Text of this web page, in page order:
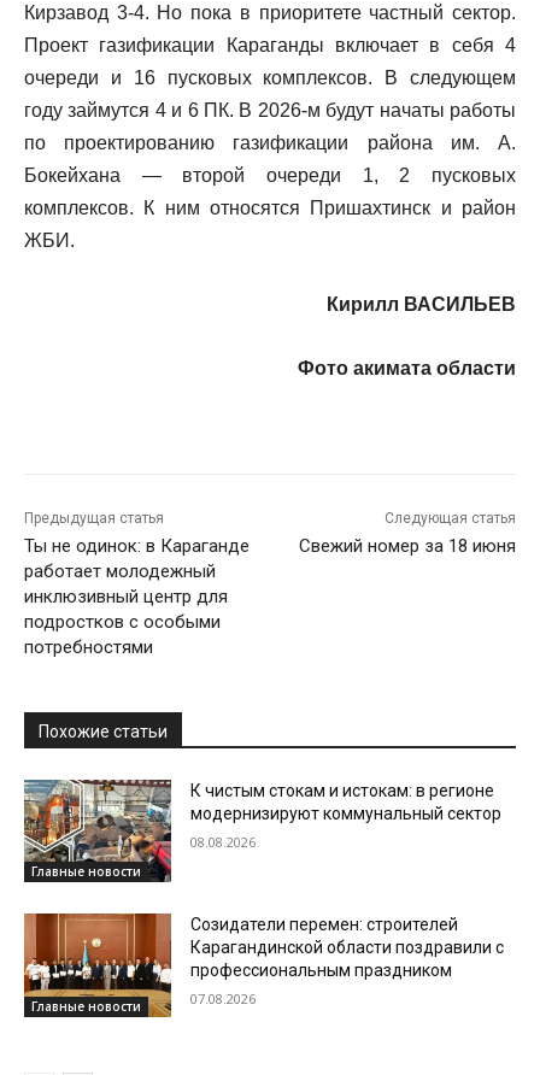
Кирзавод 3-4. Но пока в приоритете частный сектор.
Проект газификации Караганды включает в себя 4
очереди и 16 пусковых комплексов. В следующем
году займутся 4 и 6 ПК. В 2026-м будут начаты работы
по проектированию газификации района им. А.
Бокейхана — второй очереди 1, 2 пусковых
комплексов. К ним относятся Пришахтинск и район
ЖБИ.
Кирилл ВАСИЛЬЕВ
Фото акимата области
Предыдущая статья
Ты не одинок: в Караганде
работает молодежный
инклюзивный центр для
подростков с особыми
потребностями
Следующая статья
Свежий номер за 18 июня
Похожие статьи
Главные новости
К чистым стокам и истокам: в регионе
модернизируют коммунальный сектор
08.08.2026
Главные новости
Созидатели перемен: строителей
Карагандинской области поздравили с
профессиональным праздником
07.08.2026